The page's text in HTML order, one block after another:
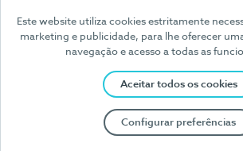
Este website utiliza cookies estritamente
marketing e publicidade, para lhe oferecer
navegação e acesso a todas as
Aceitar todos os cookies
Configurar preferências